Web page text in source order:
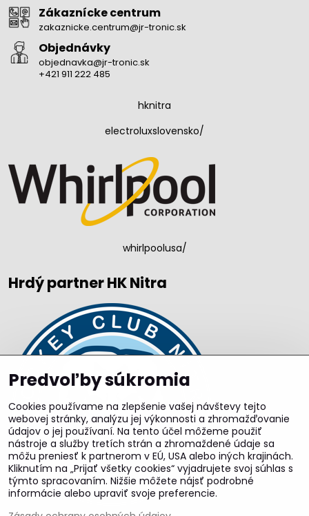
Zákaznícke centrum
zakaznicke.centrum@jr-tronic.sk
Objednávky
objednavka@jr-tronic.sk
+421 911 222 485
hknitra
electroluxslovensko/
whirlpoolusa/
Hrdý partner HK Nitra
Predvoľby súkromia
Cookies používame na zlepšenie vašej návštevy tejto
webovej stránky, analýzu jej výkonnosti a zhromažďovanie
údajov o jej používaní. Na tento účel môžeme použiť
nástroje a služby tretích strán a zhromaždené údaje sa
môžu preniesť k partnerom v EÚ, USA alebo iných krajinách.
Kliknutím na „Prijať všetky cookies“ vyjadrujete svoj súhlas s
týmto spracovaním. Nižšie môžete nájsť podrobné
informácie alebo upraviť svoje preferencie.